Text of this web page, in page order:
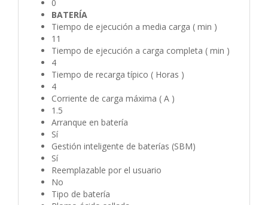
0
BATERÍA
Tiempo de ejecución a media carga ( min )
11
Tiempo de ejecución a carga completa ( min )
4
Tiempo de recarga típico ( Horas )
4
Corriente de carga máxima ( A )
1.5
Arranque en batería
Sí
Gestión inteligente de baterías (SBM)
Sí
Reemplazable por el usuario
No
Tipo de batería